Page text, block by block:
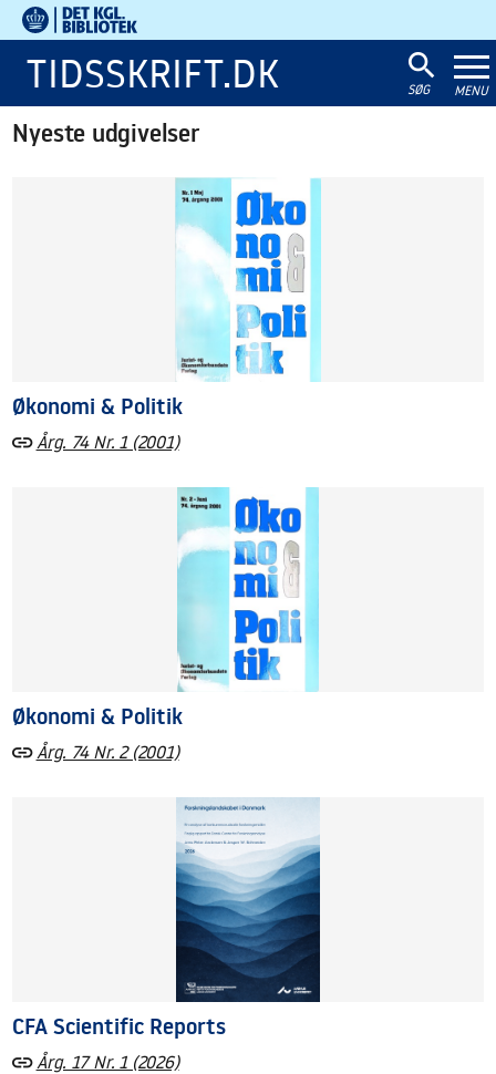
Det
Kgl.
Bibliotek
SØG MENU
TIDSSKRIFT.DK
Nyeste udgivelser
Økonomi & Politik
Årg. 74 Nr. 1 (2001)
Økonomi & Politik
Årg. 74 Nr. 2 (2001)
CFA Scientific Reports
Årg. 17 Nr. 1 (2026)